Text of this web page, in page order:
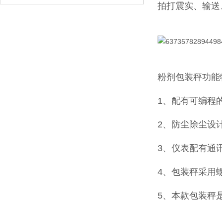
拍打震实、输
粉剂包装秤功
1、配有可编程
2、防尘除尘设
3、仪表配有通
4、包装秤采用
5、本款包装秤